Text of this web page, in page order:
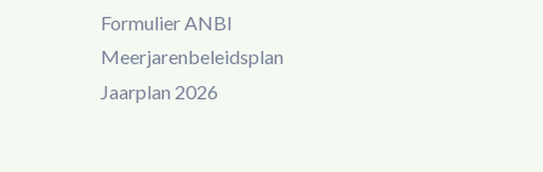
Formulier ANBI
Meerjarenbeleidsplan
Jaarplan 2026